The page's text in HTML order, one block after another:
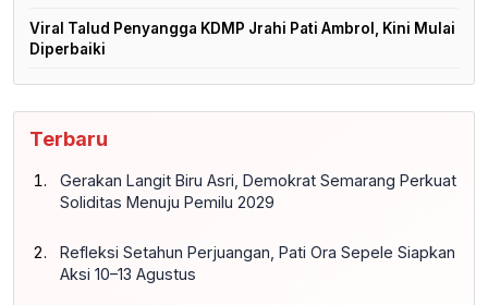
Viral Talud Penyangga KDMP Jrahi Pati Ambrol, Kini Mulai
Diperbaiki
Terbaru
Gerakan Langit Biru Asri, Demokrat Semarang Perkuat
Soliditas Menuju Pemilu 2029
Refleksi Setahun Perjuangan, Pati Ora Sepele Siapkan
Aksi 10–13 Agustus